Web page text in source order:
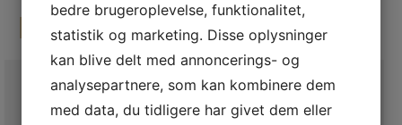
RELATEREDE VARER
bedre brugeroplevelse, funktionalitet,
statistik og marketing. Disse oplysninger
kan blive delt med annoncerings- og
analysepartnere, som kan kombinere dem
med data, du tidligere har givet dem eller